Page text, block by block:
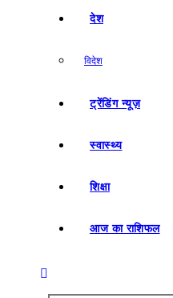
देश
विदेश
ट्रेंडिंग न्यूज़
स्वास्थ्य
शिक्षा
आज का राशिफल